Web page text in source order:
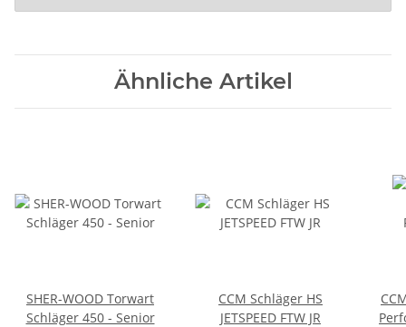
Ähnliche Artikel
SHER-WOOD Torwart
Schläger 450 - Senior
CCM Schläger HS
JETSPEED FTW JR